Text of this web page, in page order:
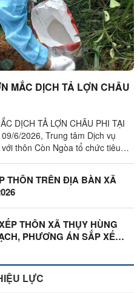
MẮC DỊCH TẢ LỢN CHÂU
DỊCH TẢ LỢN CHÂU PHI TẠI
6/2026, Trung tâm Dịch vụ
thôn Còn Ngòa tổ chức tiêu
THÔN TRÊN ĐỊA BÀN XÃ
THÔN XÃ THỤY HÙNG
PHƯƠNG ÁN SẮP XẾP
LỰC